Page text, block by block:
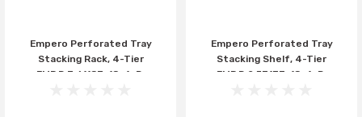
Empero Perforated Tray
Stacking Rack, 4-Tier
EMP.D.3.61183-18-4-D,
Empero Perforated Tray
Stacking Shelf, 4-Tier
EMP.D.2.53137-18-4-D,